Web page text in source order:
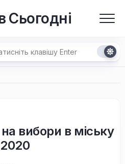
Сьогодні
вибори в міську